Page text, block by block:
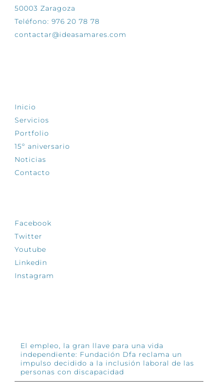
50003 Zaragoza
Teléfono: 976 20 78 78
contactar@ideasamares.com
Inicio
Servicios
Portfolio
15º aniversario
Noticias
Contacto
Facebook
Twitter
Youtube
Linkedin
Instagram
El empleo, la gran llave para una vida
independiente: Fundación Dfa reclama un
impulso decidido a la inclusión laboral de las
personas con discapacidad